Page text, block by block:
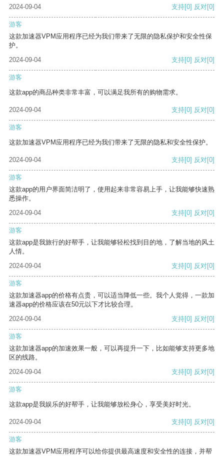
2024-09-04 支持[0] 反对[0]
游客
这款加速器VPM应用程序已经为我们带来了无限的隐私保护和安全性保
护。
2024-09-04
支持[0] 反对[0]
游客
这款app的商品种类非常丰富，可以满足我所有的购物需求。
2024-09-04 支持[0] 反对[0]
游客
这款加速器VPM应用程序已经为我们带来了无限的隐私和安全性保护。
2024-09-04 支持[0] 反对[0]
游客
这款app的用户界面简洁明了，使用起来非常容易上手，让我能够快速熟
悉操作。
2024-09-04
支持[0] 反对[0]
游客
这款app是我旅行的好帮手，让我能够轻松找到目的地，了解当地的风土
人情。
2024-09-04
支持[0] 反对[0]
游客
这款加速器app的价格有点贵，可以适当降低一些。我个人觉得，一款加
速器app的价格应该在50元以下才比较合理。
2024-09-04
支持[0] 反对[0]
游客
这款加速器app的加速效果一般，可以再提升一下，比如能够支持更多地
区的线路。
2024-09-04
支持[0] 反对[0]
游客
这款app是我娱乐的好帮手，让我能够放松身心，享受美好时光。
2024-09-04 支持[0] 反对[0]
游客
这款加速器VPM应用程序可以给你提供最高速度和安全性的连接，并帮